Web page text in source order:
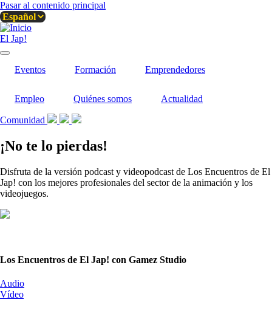
Pasar al contenido principal
El Jap!
Eventos Formación Emprendedores
Empleo Quiénes somos Actualidad
Comunidad
¡No te lo pierdas!
Disfruta de la versión podcast y videopodcast de Los Encuentros de El
Jap! con los mejores profesionales del sector de la animación y los
videojuegos.
Los Encuentros de El Jap! con Gamez Studio
Audio
Vídeo